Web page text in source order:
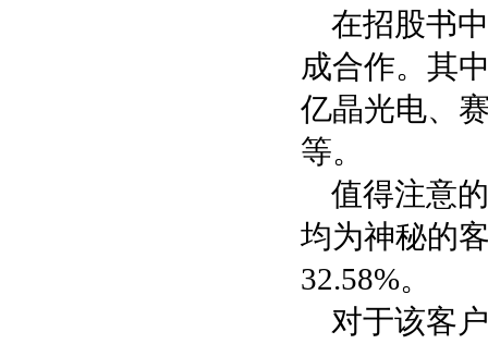
在招股书
成合作。其
亿晶光电、
等。
值得注意
均为神秘的
32.58%。
对于该客